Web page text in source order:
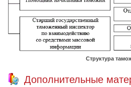
Структура
Дополнительные